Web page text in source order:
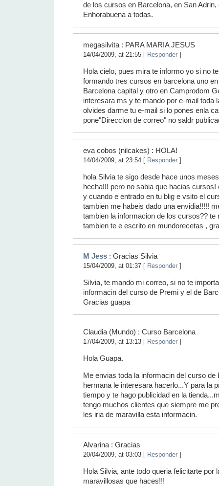
de los cursos en Barcelona, en San
Enhorabuena a todas.
megasilvita : PARA MARIA JESUS
14/04/2009, at 21:55 [ Responder ]
Hola cielo, pues mira te informo yo si no
formando tres cursos en barcelona uno
Barcelona capital y otro en Camprodom
interesara ms y te mando por e-mail toda
olvides darme tu e-mail si lo pones enla
pone"Direccion de correo" no saldr
eva cobos (nilcakes) : HOLA!
14/04/2009, at 23:54 [ Responder ]
hola Silvia te sigo desde hace unos
hecha!!! pero no sabia que hacias
y cuando e entrado en tu blig e vsito el
tambien me habeis dado una envidia!!!!!
tambien la informacion de los cursos?? te
tambien te e escrito en mundorecetas ,
M Jess : Gracias Silvia
15/04/2009, at 01:37 [ Responder ]
Silvia, te mando mi correo, si no te
informacin del curso de Premi y el de
Gracias guapa
Claudia (Mundo) : Curso Barcelona
17/04/2009, at 13:13 [ Responder ]
Hola Guapa.
Me envias toda la informacin del curso de
hermana le interesara hacerlo...Y para la
tiempo y te hago publicidad en la
tengo muchos clientes que siempre me
les iria de maravilla esta informacin.
Alvarina : Gracias
20/04/2009, at 03:03 [ Responder ]
Hola Silvia, ante todo queria felicitarte por
maravillosas que haces!!!